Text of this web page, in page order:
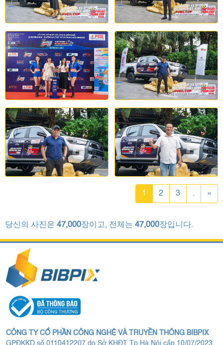
1 2 3 . »
당신의 사진은 47,000장이고, 전체는 47,000장입니다.
CÔNG TY CỔ PHẦN CÔNG NGHỆ VÀ TRUYỀN THÔNG BIBPIX